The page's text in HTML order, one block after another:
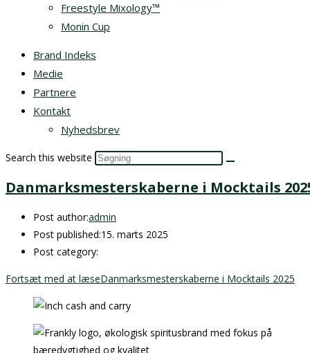
Freestyle Mixology™
Monin Cup
Brand Indeks
Medie
Partnere
Kontakt
Nyhedsbrev
Search this website
Danmarksmesterskaberne i Mocktails
Post author:admin
Post published:15. marts 2025
Post category:
Fortsæt med at læseDanmarksmesterskaberne i Mocktails 2025